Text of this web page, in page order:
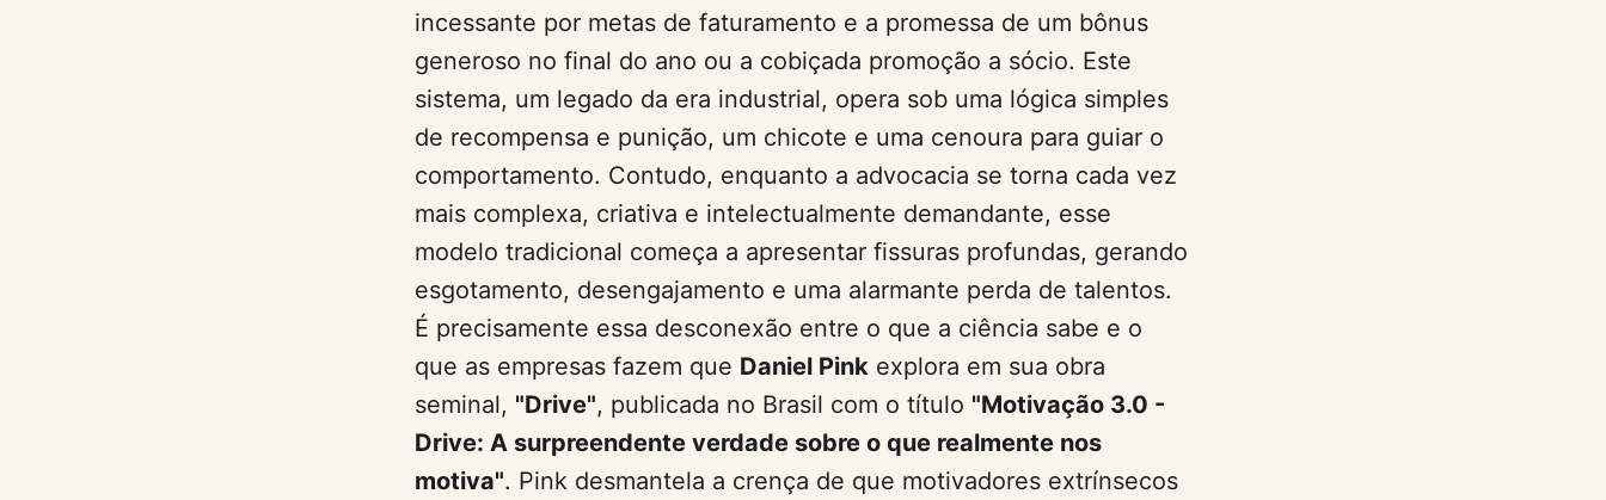
incessante por metas de faturamento e a promessa de um bônus
generoso no final do ano ou a cobiçada promoção a sócio. Este
sistema, um legado da era industrial, opera sob uma lógica simples
de recompensa e punição, um chicote e uma cenoura para guiar o
comportamento. Contudo, enquanto a advocacia se torna cada vez
mais complexa, criativa e intelectualmente demandante, esse
modelo tradicional começa a apresentar fissuras profundas, gerando
esgotamento, desengajamento e uma alarmante perda de talentos.
É precisamente essa desconexão entre o que a ciência sabe e o
que as empresas fazem que Daniel Pink explora em sua obra
seminal, "Drive", publicada no Brasil com o título "Motivação 3.0 -
Drive: A surpreendente verdade sobre o que realmente nos
motiva". Pink desmantela a crença de que motivadores extrínsecos